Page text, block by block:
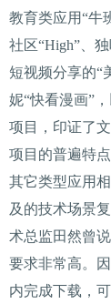
教育类应用“牛
社区“High”、
短视频分享的“
妮“快看漫画”
项目，印证了
项目的普遍特
其它类型应用
及的技术场景
术总监田然曾
要求非常高。
内完成下载，